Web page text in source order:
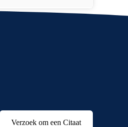
Verzoek om een Citaat